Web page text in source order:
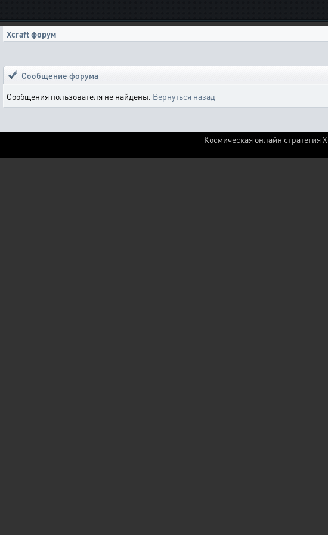
Xcraft форум
Сообщение форума
Сообщения пользователя не найдены. Вернуться назад
Космическая онлайн стратегия